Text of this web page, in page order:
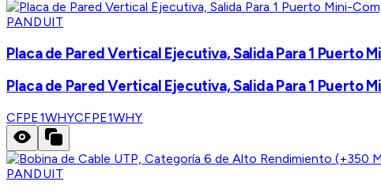
PANDUIT
Placa de Pared Vertical Ejecutiva, Salida Para 1 Puerto
Placa de Pared Vertical Ejecutiva, Salida Para 1 Puerto
CFPE1WHYCFPE1WHY
PANDUIT